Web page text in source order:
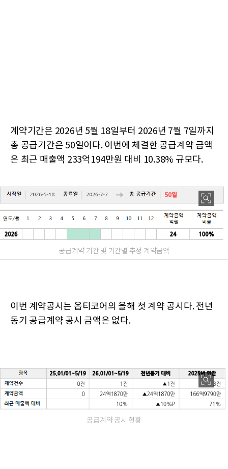
계약기간은 2026년 5월 18일부터 2026년 7월 7일까지
총 공급기간은 50일이다. 이번에 체결한 공급계약 금액
은 최근 매출액 233억194만원 대비 10.38% 규모다.
공급계약 기간 및 기간별 추정 계약금액
이번 계약공시는 옵티코어의 올해 첫 계약 공시다. 전년
동기 공급계약 공시 금액은 없다.
공급계약 공시 현황